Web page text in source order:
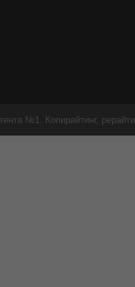
№1. Копирайтинг,